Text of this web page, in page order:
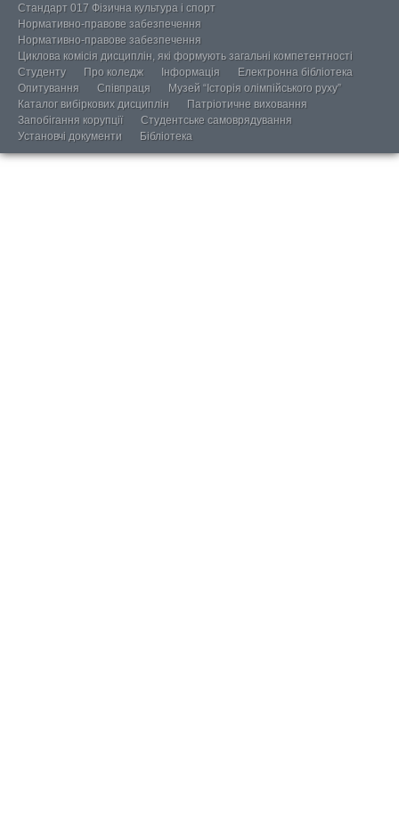
Стандарт 017 Фізична культура і спорт
Нормативно-правове забезпечення
Нормативно-правове забезпечення
Циклова комісія дисциплін, які формують загальні компетентності
Студенту
Про коледж Інформація
Електронна бібліотека
Опитування
Співпраця
Музей “Історія олімпійського руху”
Каталог вибіркових дисциплін
Патріотичне виховання
Запобігання корупції
Студентське самоврядування
Установчі документи
Бібліотека